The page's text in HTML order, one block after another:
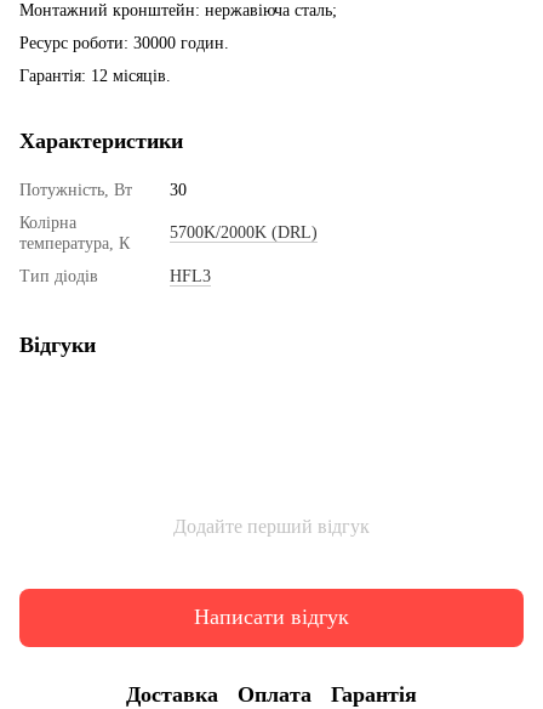
Монтажний кронштейн: нержавіюча сталь;
Ресурс роботи: 30000 годин.
Гарантія: 12 місяців.
Характеристики
Потужність, Вт
30
Колірна
температура, К
5700K/2000K (DRL)
Тип діодів HFL3
Відгуки
Додайте перший відгук
Написати відгук
Доставка Оплата Гарантія